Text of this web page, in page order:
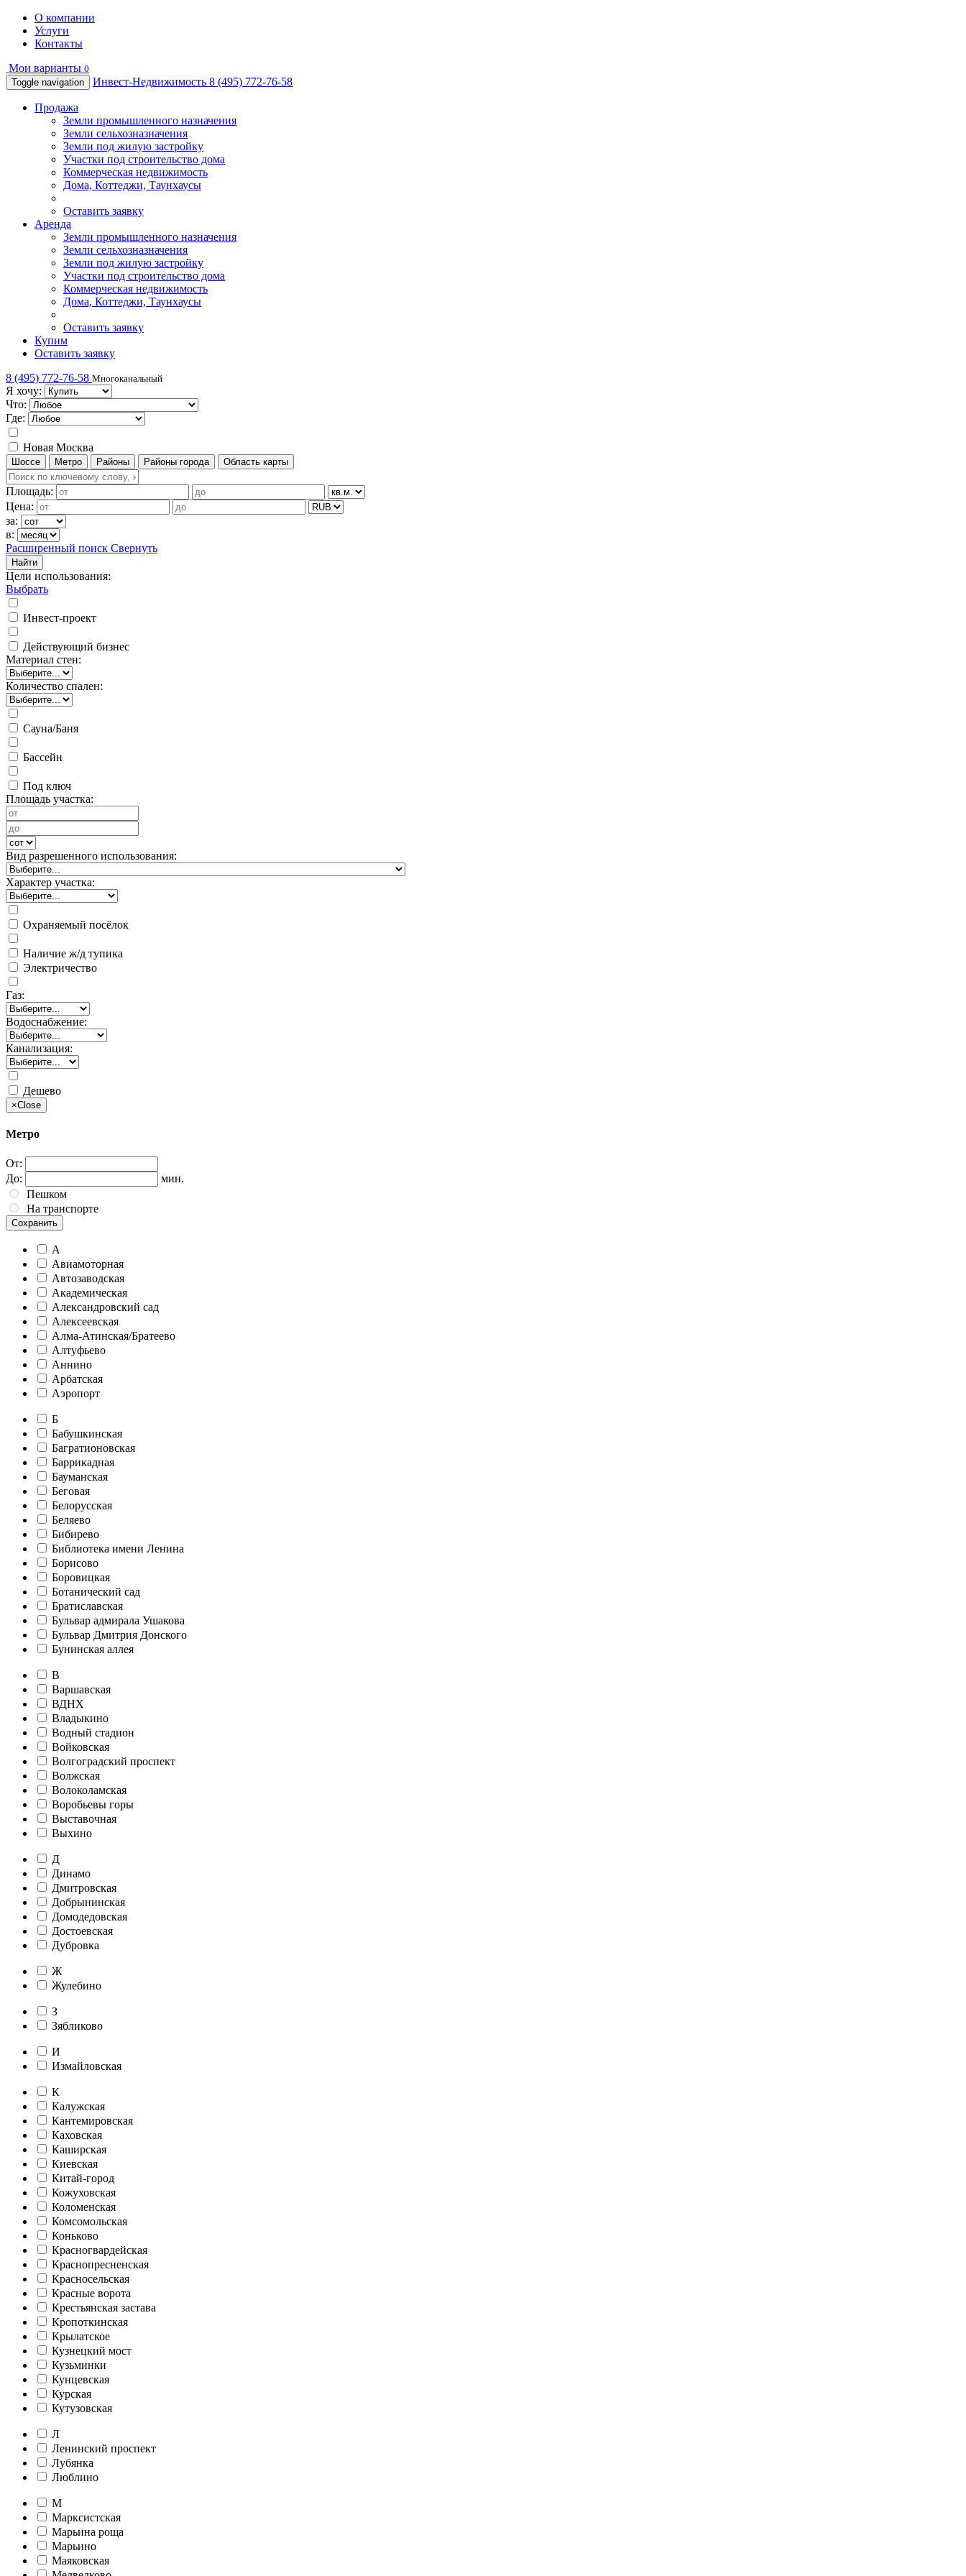
О компании
Услуги
Контакты
Мои варианты 0
Toggle navigation
Инвест-Недвижимость 8 (495) 772-76-58
Продажа
Земли промышленного назначения
Земли сельхозназначения
Земли под жилую застройку
Участки под строительство дома
Коммерческая недвижимость
Дома, Коттеджи, Таунхаусы
Оставить заявку
Аренда
Земли промышленного назначения
Земли сельхозназначения
Земли под жилую застройку
Участки под строительство дома
Коммерческая недвижимость
Дома, Коттеджи, Таунхаусы
Оставить заявку
Купим
Оставить заявку
8 (495) 772-76-58 Многоканальный
Я хочу:
Что:
Где:
Новая Москва
Шоссе Метро Районы Районы города Область карты
Площадь:
Цена:
за:
в:
Расширенный поиск Свернуть
Найти
Цели использования:
Выбрать
Инвест-проект
Действующий бизнес
Материал стен:
Количество спален:
Сауна/Баня
Бассейн
Под ключ
Площадь участка:
Вид разрешенного использования:
Характер участка:
Охраняемый посёлок
Наличие ж/д тупика
Электричество
Газ:
Водоснабжение:
Канализация:
Дешево
×Close
Метро
От:
До:
мин.
Пешком
На транспорте
Сохранить
А
Авиамоторная
Автозаводская
Академическая
Александровский сад
Алексеевская
Алма-Атинская/Братеево
Алтуфьево
Аннино
Арбатская
Аэропорт
Б
Бабушкинская
Багратионовская
Баррикадная
Бауманская
Беговая
Белорусская
Беляево
Бибирево
Библиотека имени Ленина
Борисово
Боровицкая
Ботанический сад
Братиславская
Бульвар адмирала Ушакова
Бульвар Дмитрия Донского
Бунинская аллея
В
Варшавская
ВДНХ
Владыкино
Водный стадион
Войковская
Волгоградский проспект
Волжская
Волоколамская
Воробьевы горы
Выставочная
Выхино
Д
Динамо
Дмитровская
Добрынинская
Домодедовская
Достоевская
Дубровка
Ж
Жулебино
З
Зябликово
И
Измайловская
К
Калужская
Кантемировская
Каховская
Каширская
Киевская
Китай-город
Кожуховская
Коломенская
Комсомольская
Коньково
Красногвардейская
Краснопресненская
Красносельская
Красные ворота
Крестьянская застава
Кропоткинская
Крылатское
Кузнецкий мост
Кузьминки
Кунцевская
Курская
Кутузовская
Л
Ленинский проспект
Лубянка
Люблино
М
Марксистская
Марьина роща
Марьино
Маяковская